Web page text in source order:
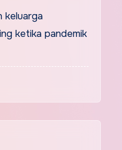
keluarga
ketika pandemik